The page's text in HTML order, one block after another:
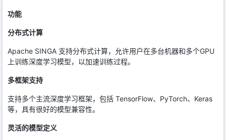
功能
分布式计算
Apache SINGA 支持分布式计算，允许用户在多台机器和多个GPU
上训练深度学习模型，以加速训练过程。
多框架支持
支持多个主流深度学习框架，包括 TensorFlow、PyTorch、Keras
等，具有很好的模型兼容性。
灵活的模型定义